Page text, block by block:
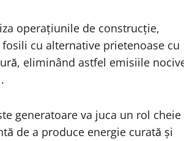
operațiunile de construcție,
cu alternative prietenoase cu
eliminând astfel emisiile
generatoare va juca un rol cheie
de a produce energie curată și